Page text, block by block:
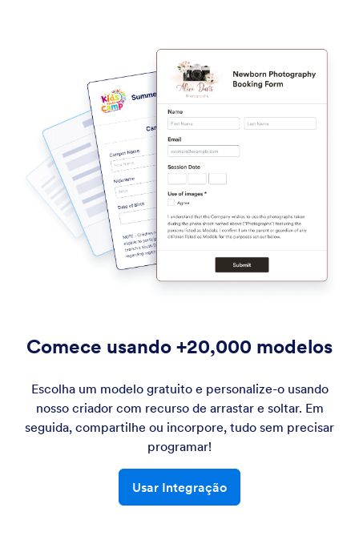
Comece usando +20,000 modelos
Escolha um modelo gratuito e personalize-o usando
nosso criador com recurso de arrastar e soltar. Em
seguida, compartilhe ou incorpore, tudo sem precisar
programar!
Usar Integração